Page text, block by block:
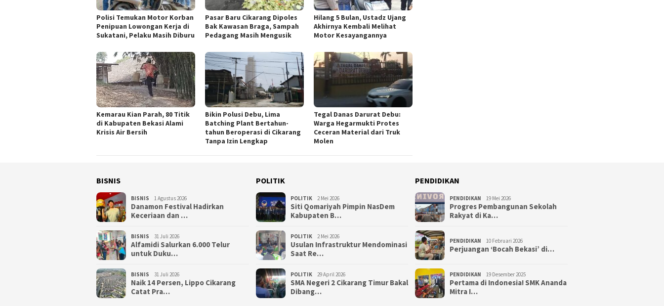
Polisi Temukan Motor Korban
Penipuan Lowongan Kerja di
Sukatani, Pelaku Masih Diburu
Pasar Baru Cikarang Dipoles
Bak Kawasan Braga, Sampah
Pedagang Masih Mengusik
Hilang 5 Bulan, Ustadz Ujang
Akhirnya Kembali Melihat
Motor Kesayangannya
Kemarau Kian Parah, 80 Titik
di Kabupaten Bekasi Alami
Krisis Air Bersih
Bikin Polusi Debu, Lima
Batching Plant Bertahun-
tahun Beroperasi di Cikarang
Tanpa Izin Lengkap
Tegal Danas Darurat Debu:
Warga Hegarmukti Protes
Ceceran Material dari Truk
Molen
BISNIS
BISNIS 1 Agustus 2026
Danamon Festival Hadirkan
Keceriaan dan …
BISNIS 31 Juli 2026
Alfamidi Salurkan 6.000 Telur
untuk Duku…
BISNIS 31 Juli 2026
Naik 14 Persen, Lippo Cikarang
Catat Pra…
POLITIK
POLITIK 2 Mei 2026
Siti Qomariyah Pimpin NasDem
Kabupaten B…
POLITIK 2 Mei 2026
Usulan Infrastruktur Mendominasi
Saat Re…
POLITIK 29 April 2026
SMA Negeri 2 Cikarang Timur Bakal
Dibang…
PENDIDIKAN
PENDIDIKAN 19 Mei 2026
Progres Pembangunan Sekolah
Rakyat di Ka…
PENDIDIKAN 10 Februari 2026
Perjuangan ‘Bocah Bekasi’ di…
PENDIDIKAN 19 Desember 2025
Pertama di Indonesia! SMK Ananda
Mitra I…